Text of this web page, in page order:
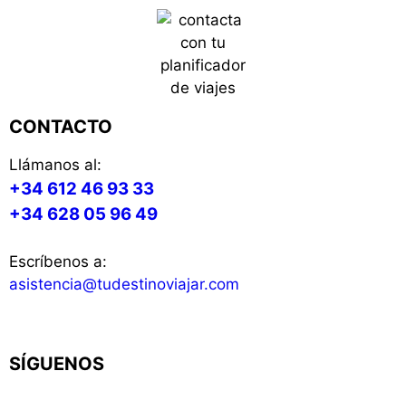
CONTACTO
Llámanos al:
+34 612 46 93 33
+34 628 05 96 49
Escríbenos a:
asistencia@tudestinoviajar.com
SÍGUENOS